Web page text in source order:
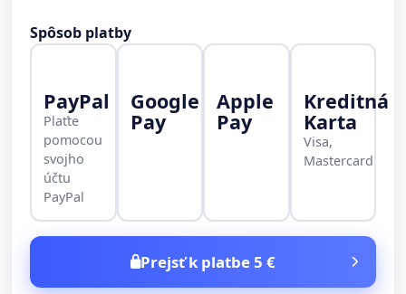
Spôsob platby
PayPal
Plaťte
pomocou
svojho
účtu
PayPal
Google
Pay
Apple
Pay
Kreditná
Karta
Visa,
Mastercard
Prejsť k platbe 5 €